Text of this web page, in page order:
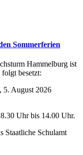
Sommerferien
Hammelburg ist
besetzt:
5. August 2026
Uhr bis 14.00 Uhr.
Staatliche Schulamt